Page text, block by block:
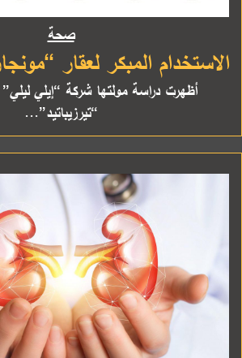
صحة
الاستخدام المبكر لعقار
أظهرت دراسة مولتها شركة “إيلي
“تيرزيباتيد”...